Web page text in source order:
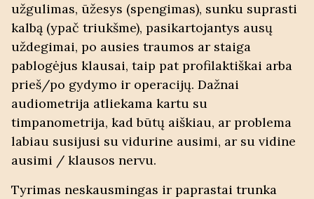
užgulimas, ūžesys (spengimas), sunku suprasti
kalbą (ypač triukšme), pasikartojantys ausų
uždegimai, po ausies traumos ar staiga
pablogėjus klausai, taip pat profilaktiškai arba
prieš/po gydymo ir operacijų. Dažnai
audiometrija atliekama kartu su
timpanometrija, kad būtų aiškiau, ar problema
labiau susijusi su vidurine ausimi, ar su vidine
ausimi / klausos nervu.
Tyrimas neskausmingas ir paprastai trunka